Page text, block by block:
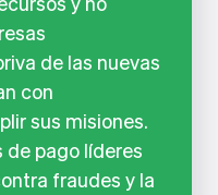
de las nuevas
con
sus misiones.
de pago líderes
fraudes y la